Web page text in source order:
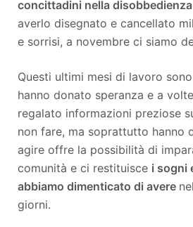
concittadini nella
averlo disegnato e cancellato
e sorrisi, a novembre ci siamo
Questi ultimi mesi di lavoro
hanno donato speranza e a
regalato informazioni preziose
non fare, ma soprattutto hanno
agire offre la possibilità di
comunità e ci restituisce i sogni
abbiamo dimenticato di avere
giorni.